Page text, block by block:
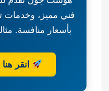
فني مميز، وخدمات
بأسعار منافسة.
انقر